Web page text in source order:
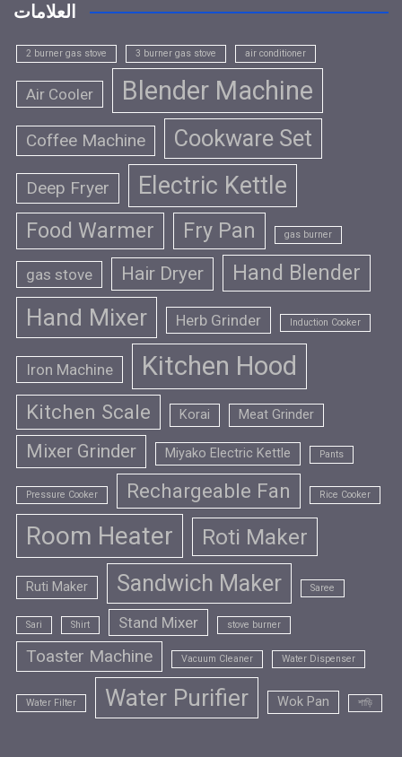
العلامات
2 burner gas stove 3 burner gas stove air conditioner
Air Cooler Blender Machine
Coffee Machine Cookware Set
Deep Fryer Electric Kettle
Food Warmer Fry Pan gas burner
gas stove Hair Dryer Hand Blender
Hand Mixer Herb Grinder Induction Cooker
Iron Machine Kitchen Hood
Kitchen Scale Korai Meat Grinder
Mixer Grinder Miyako Electric Kettle Pants
Pressure Cooker Rechargeable Fan Rice Cooker
Room Heater Roti Maker
Ruti Maker Sandwich Maker Saree
Sari Shirt Stand Mixer stove burner
Toaster Machine Vacuum Cleaner Water Dispenser
Water Filter Water Purifier Wok Pan শাড়ি